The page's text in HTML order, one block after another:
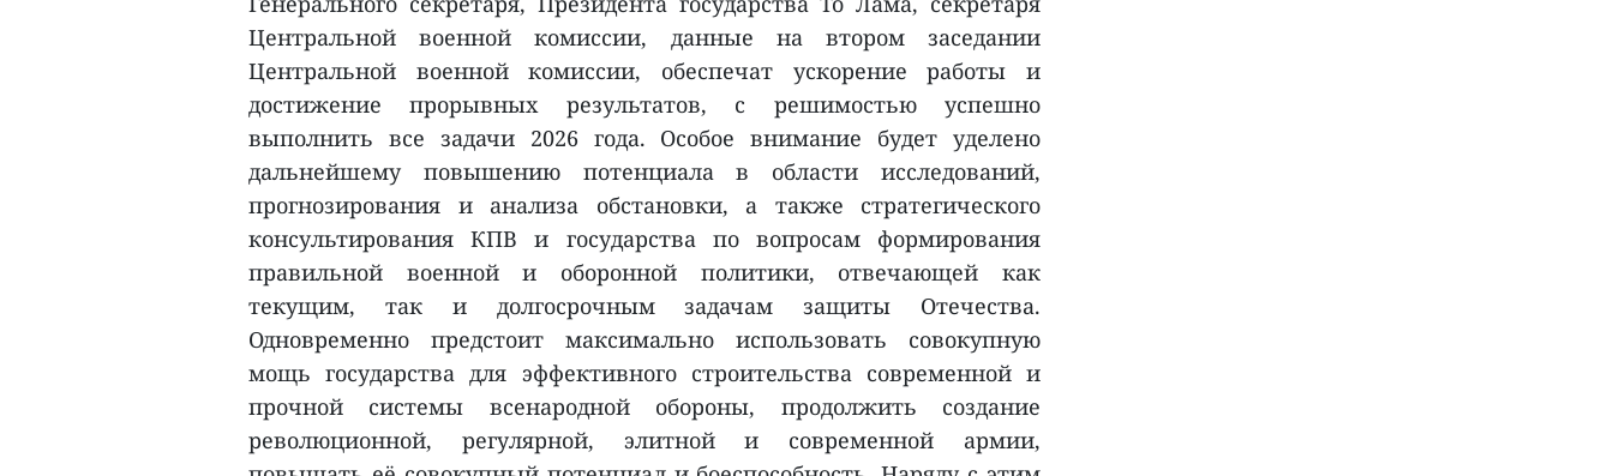
Центральной военной комиссии, данные на втором заседании
Центральной военной комиссии, обеспечат ускорение работы и
достижение прорывных результатов, с решимостью успешно
выполнить все задачи 2026 года. Особое внимание будет уделено
дальнейшему повышению потенциала в области исследований,
прогнозирования и анализа обстановки, а также стратегического
консультирования КПВ и государства по вопросам формирования
правильной военной и оборонной политики, отвечающей как
текущим, так и долгосрочным задачам защиты Отечества.
Одновременно предстоит максимально использовать совокупную
мощь государства для эффективного строительства современной и
прочной системы всенародной обороны, продолжить создание
революционной, регулярной, элитной и современной армии,